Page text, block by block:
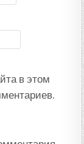
в этом